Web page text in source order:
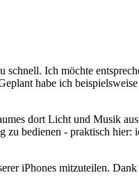
Ich möchte
habe ich
dort Licht und Musik
bedienen - praktisch
iPhones mitzuteilen.